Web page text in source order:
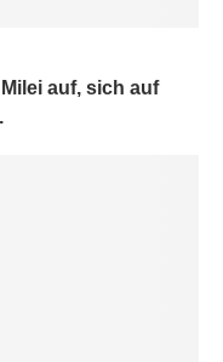
auf, sich auf